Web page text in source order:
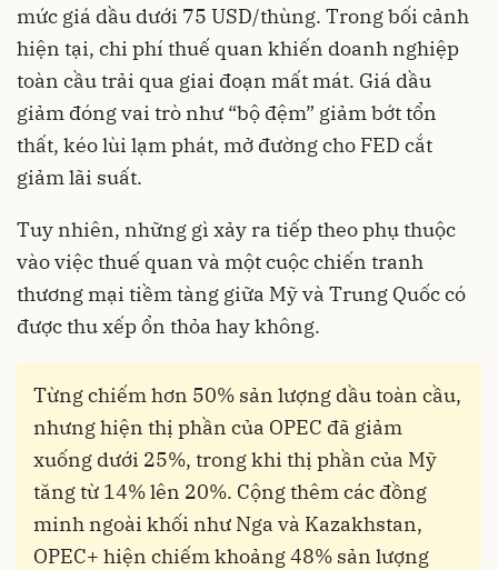
mức giá dầu dưới 75 USD/thùng. Trong bối cảnh
hiện tại, chi phí thuế quan khiến doanh nghiệp
toàn cầu trải qua giai đoạn mất mát. Giá dầu
giảm đóng vai trò như “bộ đệm” giảm bớt tổn
thất, kéo lùi lạm phát, mở đường cho FED cắt
giảm lãi suất.
Tuy nhiên, những gì xảy ra tiếp theo phụ thuộc
vào việc thuế quan và một cuộc chiến tranh
thương mại tiềm tàng giữa Mỹ và Trung Quốc có
được thu xếp ổn thỏa hay không.
Từng chiếm hơn 50% sản lượng dầu toàn cầu,
nhưng hiện thị phần của OPEC đã giảm
xuống dưới 25%, trong khi thị phần của Mỹ
tăng từ 14% lên 20%. Cộng thêm các đồng
minh ngoài khối như Nga và Kazakhstan,
OPEC+ hiện chiếm khoảng 48% sản lượng